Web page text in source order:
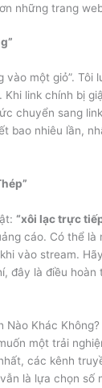
những trang
vào một giỏ”. Tôi
link chính bị
chuyển sang
bao nhiêu lần,
“xôi lạc trực
cáo. Có thể là
vào stream.
đây là điều
Nào Khác Không?
một trải
các kênh
là lựa chọn số